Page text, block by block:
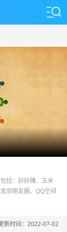
括：好好赚、玉米
到朋友圈、QQ空间
新时间：2022-07-02